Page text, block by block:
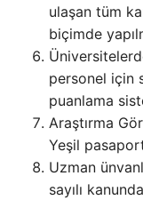
ulaşan tüm
biçimde
personel için
puanlama
Araştırma
Yeşil
Uzman
sayılı